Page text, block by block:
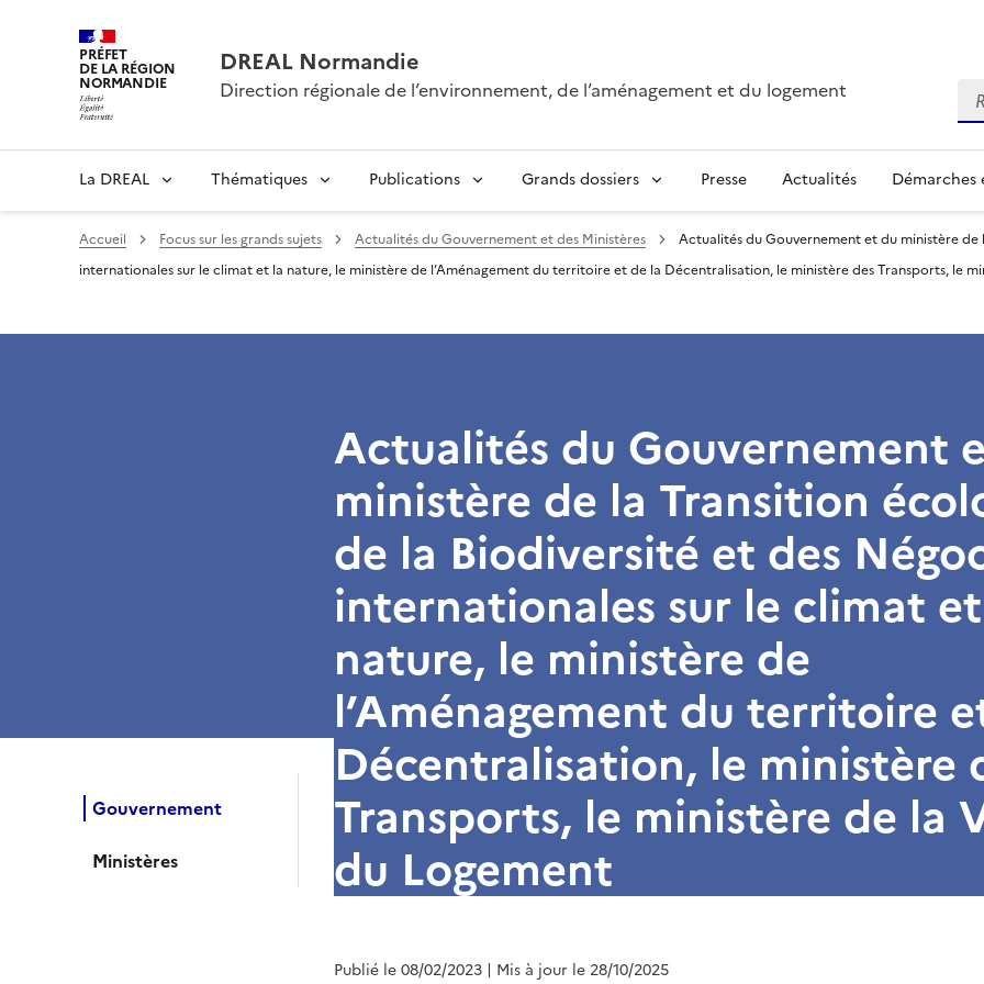
PRÉFET
DE LA RÉGION
NORMANDIE
DREAL Normandie
Direction régionale de l’environnement, de l’aménagement et du logement
La DREAL Thématiques Publications Grands dossiers Presse Actualités Démarches
Accueil Focus sur les grands sujets Actualités du Gouvernement et des Ministères
Actualités du Gouvernement et du ministère
internationales sur le climat et la nature, le ministère de l’Aménagement du territoire et de la Décentralisation, le ministère des Transports, le
Gouvernement
Ministères
Actualités du Gouvernement
ministère de la Transition
de la Biodiversité et des
internationales sur le climat
nature, le ministère de
l’Aménagement du territoire
Décentralisation, le ministère
Transports, le ministère de la
du Logement
Publié le 08/02/2023 | Mis à jour le 28/10/2025